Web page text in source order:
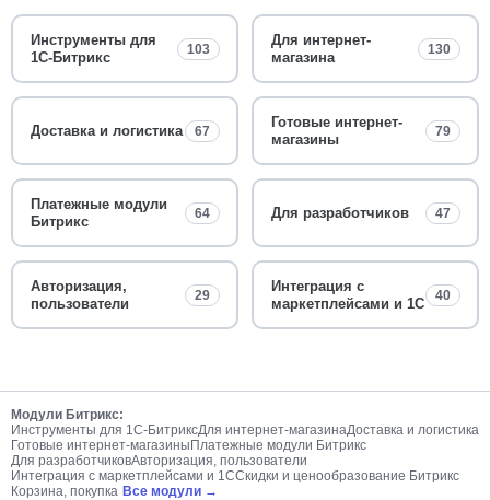
Инструменты для
1С-Битрикс
103
Для интернет-
магазина
130
Доставка и логистика 67
Готовые интернет-
магазины
79
Платежные модули
Битрикс
64 Для разработчиков 47
Авторизация,
пользователи
29
Интеграция с
маркетплейсами и 1С
40
Модули Битрикс:
Инструменты для 1С-БитриксДля интернет-магазинаДоставка и логистика
Готовые интернет-магазины Платежные модули Битрикс
Для разработчиковАвторизация, пользователи
Интеграция с маркетплейсами и 1ССкидки и ценообразование Битрикс
Корзина, покупка Все модули →